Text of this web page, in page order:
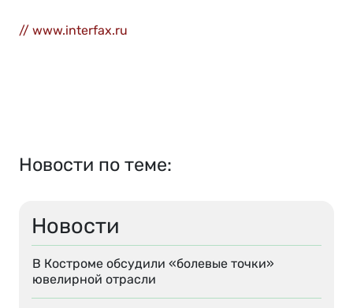
Новости
В Костроме обсудили «болевые точки»
ювелирной отрасли
// www.interfax.ru
Новости по теме: